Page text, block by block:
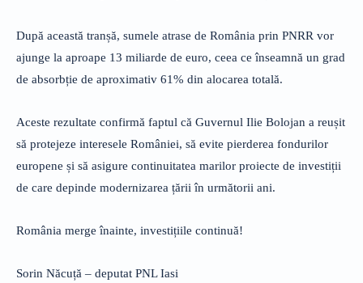
După această tranșă, sumele atrase de România prin PNRR vor
ajunge la aproape 13 miliarde de euro, ceea ce înseamnă un grad
de absorbție de aproximativ 61% din alocarea totală.
Aceste rezultate confirmă faptul că Guvernul Ilie Bolojan a reușit
să protejeze interesele României, să evite pierderea fondurilor
europene și să asigure continuitatea marilor proiecte de investiții
de care depinde modernizarea țării în următorii ani.
România merge înainte, investițiile continuă!
Sorin Năcuță – deputat PNL Iasi